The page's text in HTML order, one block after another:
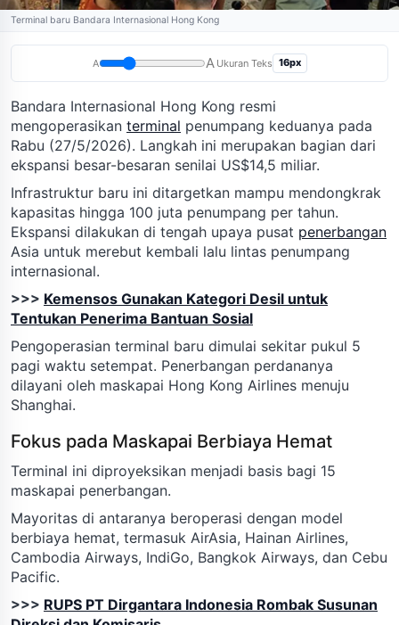
Terminal baru Bandara Internasional Hong Kong
A A Ukuran Teks 16px
Bandara Internasional Hong Kong resmi
mengoperasikan terminal penumpang keduanya pada
Rabu (27/5/2026). Langkah ini merupakan bagian dari
ekspansi besar-besaran senilai US$14,5 miliar.
Infrastruktur baru ini ditargetkan mampu mendongkrak
kapasitas hingga 100 juta penumpang per tahun.
Ekspansi dilakukan di tengah upaya pusat penerbangan
Asia untuk merebut kembali lalu lintas penumpang
internasional.
>>> Kemensos Gunakan Kategori Desil untuk
Tentukan Penerima Bantuan Sosial
Pengoperasian terminal baru dimulai sekitar pukul 5
pagi waktu setempat. Penerbangan perdananya
dilayani oleh maskapai Hong Kong Airlines menuju
Shanghai.
Fokus pada Maskapai Berbiaya Hemat
Terminal ini diproyeksikan menjadi basis bagi 15
maskapai penerbangan.
Mayoritas di antaranya beroperasi dengan model
berbiaya hemat, termasuk AirAsia, Hainan Airlines,
Cambodia Airways, IndiGo, Bangkok Airways, dan Cebu
Pacific.
>>> RUPS PT Dirgantara Indonesia Rombak Susunan